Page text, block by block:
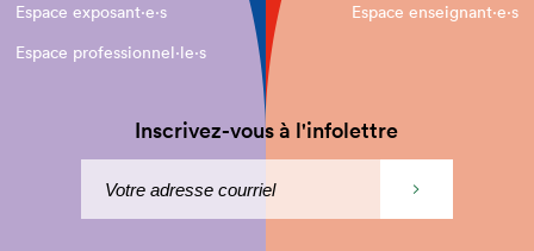
Espace exposant·e⋅s
Espace enseignant·e⋅s
Espace professionnel·le⋅s
Inscrivez-vous à l'infolettre